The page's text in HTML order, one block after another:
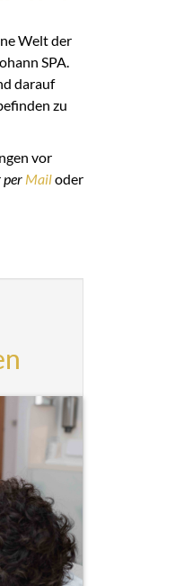
Welt der
SPA.
darauf
zu
vor
per Mailoder